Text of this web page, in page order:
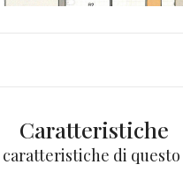
Caratteristiche
caratteristiche di